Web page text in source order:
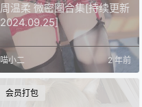
周温柔 微密圈合集[持续更新
2024.09.25]
喵小二 2 年前
会员打包